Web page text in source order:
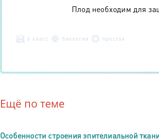
Плод необходим для
6 класс биология простая
Ещё по теме
Особенности строения эпителиальной